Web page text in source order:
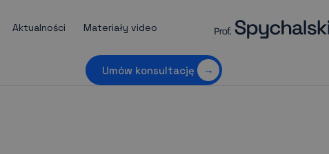
Aktualności Materiały video
Umów konsultację